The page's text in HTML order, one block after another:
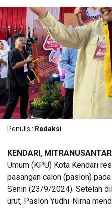
Penulis : Redaksi
KENDARI,
Umum (KPU) Kota Kendari
pasangan calon (paslon)
Senin (23/9/2024). Setelah
urut, Paslon Yudhi-Nirna